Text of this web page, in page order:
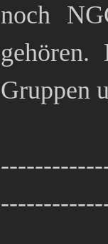
noch
Gruppen